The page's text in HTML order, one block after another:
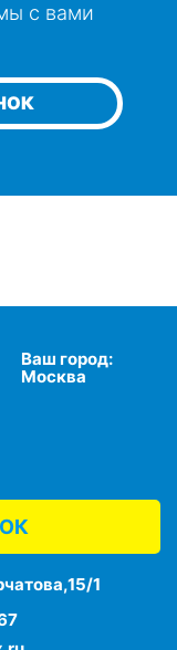
с вами
Ваш город:
Москва
1